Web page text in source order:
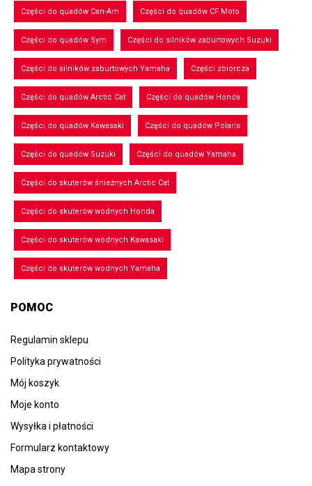
Części do quadów Can-Am Części do quadów CF Moto
Części do quadów Sym Części do silników zaburtowych Suzuki
Części do silników zaburtowych Yamaha Części zbiorcza
Części do quadów Arctic Cat Części do quadów Honda
Części do quadów Kawasaki Części do quadów Polaris
Części do quadów Suzuki Części do quadów Yamaha
Części do skuterów śnieżnych Arctic Cat
Części do skuterów wodnych Honda
Części do skuterów wodnych Kawasaki
Części do skuterów wodnych Yamaha
POMOC
Regulamin sklepu
Polityka prywatności
Mój koszyk
Moje konto
Wysyłka i płatności
Formularz kontaktowy
Mapa strony